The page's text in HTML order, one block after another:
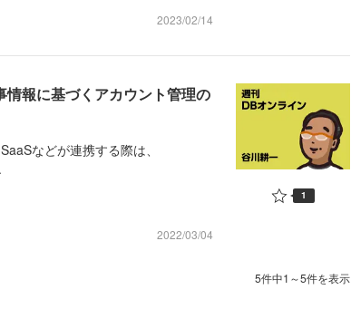
2023/02/14
報に基づくアカウント管理の
などが連携する際は、
2022/03/04
1
5件中1～5件を表示